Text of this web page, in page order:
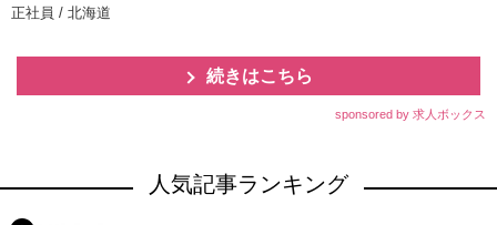
正社員 / 北海道
続きはこちら
sponsored by 求人ボックス
人気記事ランキング